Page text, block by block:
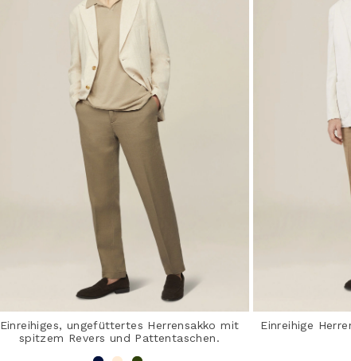
Einreihiges, ungefüttertes Herrensakko mit
spitzem Revers und Pattentaschen.
Einreihige